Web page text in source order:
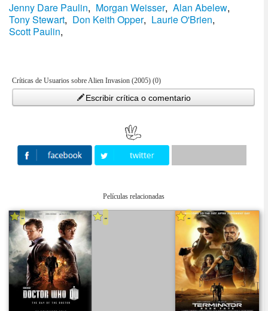
Jenny Dare Paulin, Morgan Weisser, Alan Abelew,
Tony Stewart, Don Keith Opper, Laurie O'Brien,
Scott Paulin,
Críticas de Usuarios sobre Alien Invasion (2005) (0)
Escribir crítica o comentario
Películas relacionadas
- - -